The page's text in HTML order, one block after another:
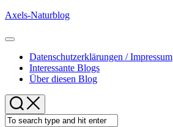
Skip
content
Axels-Naturblog
Expand
Datenschutzerklärungen / Impressum
Interessante Blogs
Über diesen Blog